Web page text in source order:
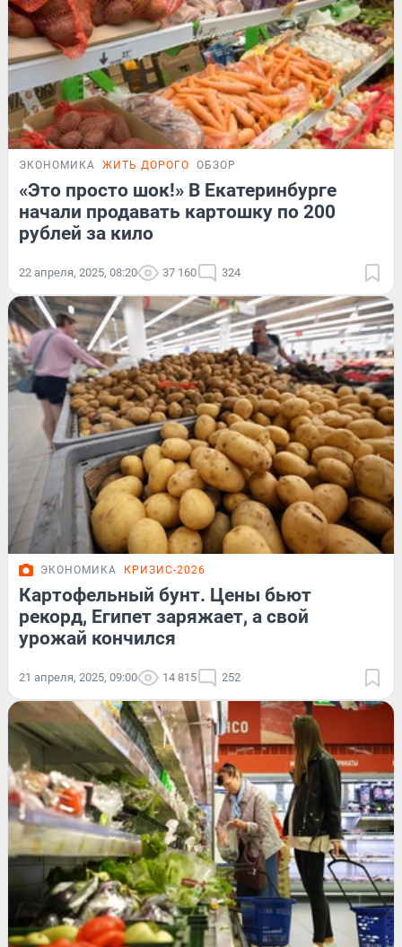
ЭКОНОМИКА ЖИТЬ ДОРОГО ОБЗОР
«Это просто шок!» В Екатеринбурге
начали продавать картошку по 200
рублей за кило
22 апреля, 2025, 08:20 37 160 324
ЭКОНОМИКА КРИЗИС-2026
Картофельный бунт. Цены бьют
рекорд, Египет заряжает, а свой
урожай кончился
21 апреля, 2025, 09:00 14 815 252